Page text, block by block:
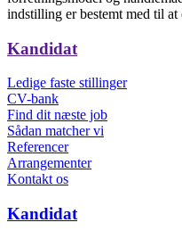
indstilling er bestemt med til
Kandidat
Ledige faste stillinger
CV-bank
Find dit næste job
Sådan matcher vi
Referencer
Arrangementer
Kontakt os
Kandidat